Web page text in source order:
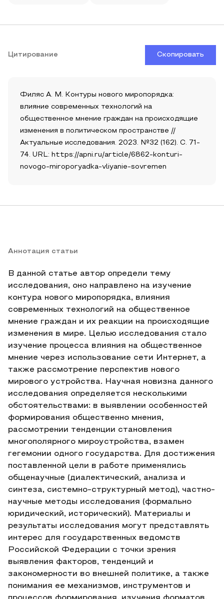
Цитирование Скопировать
Филяс А. М. Контуры нового миропорядка:
влияние современных технологий на
общественное мнение граждан на происходящие
изменения в политическом пространстве //
Актуальные исследования. 2023. №32 (162). С. 71-
74. URL: https://apni.ru/article/6862-konturi-
novogo-miroporyadka-vliyanie-sovremen
Аннотация статьи
В данной статье автор определи тему
исследования, оно направлено на изучение
контура нового миропорядка, влияния
современных технологий на общественное
мнение граждан и их реакции на происходящие
изменения в мире. Целью исследования стало
изучение процесса влияния на общественное
мнение через использование сети Интернет, а
также рассмотрение перспектив нового
мирового устройства. Научная новизна данного
исследования определяется несколькими
обстоятельствами: в выявлении особенностей
формирования общественно мнения,
рассмотрении тенденции становления
многополярного мироустройства, взамен
гегемонии одного государства. Для достижения
поставленной цели в работе применялись
общенаучные (диалектический, анализа и
синтеза, системно-структурный метод), частно-
научные методы исследования (формально
юридический, исторический). Материалы и
результаты исследования могут представлять
интерес для государственных ведомств
Российской Федерации с точки зрения
выявления факторов, тенденций и
закономерности во внешней политике, а также
понимания ее механизмов, инструментов и